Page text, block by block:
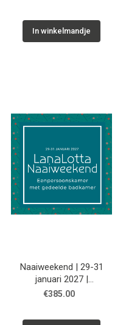
In winkelmandje
Naaiweekend | 29-31
januari 2027 |
Eénpersoonskamer,
€385.00